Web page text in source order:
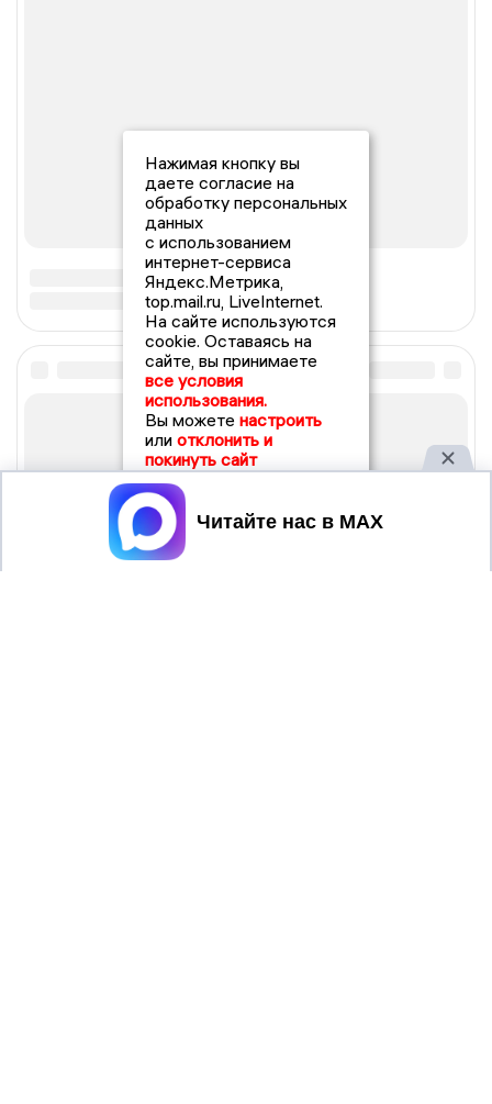
Нажимая кнопку вы
даете согласие на
обработку персональных
данных
с использованием
интернет-сервиса
Яндекс.Метрика,
top.mail.ru, LiveInternet.
На сайте используются
cookie. Оставаясь на
сайте, вы принимаете
все условия
использования.
Вы можете настроить
или отклонить и
покинуть сайт
Принять